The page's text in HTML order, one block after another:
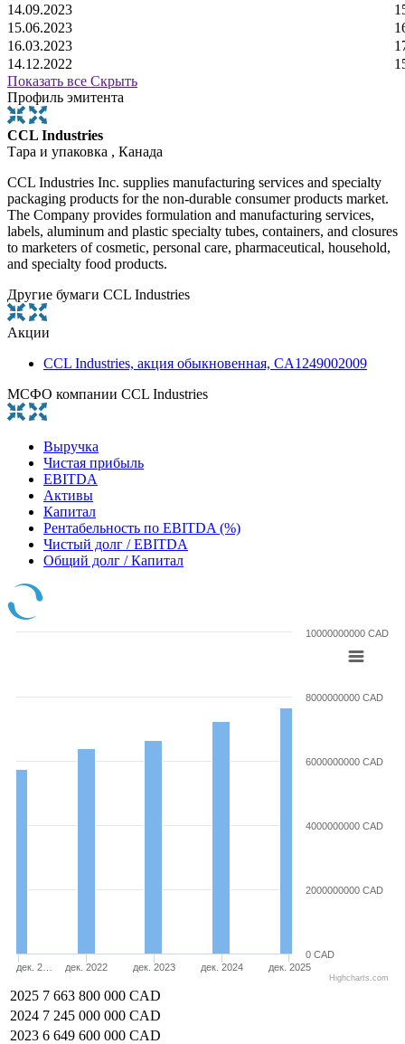
14.09.2023
15.06.2023
16.03.2023
14.12.2022
Показать все Скрыть
Профиль эмитента
CCL Industries
Тара и упаковка , Канада
CCL Industries Inc. supplies manufacturing services and specialty
packaging products for the non-durable consumer products market.
The Company provides formulation and manufacturing services,
labels, aluminum and plastic specialty tubes, containers, and closures
to marketers of cosmetic, personal care, pharmaceutical, household,
and specialty food products.
Другие бумаги CCL Industries
Акции
CCL Industries, акция обыкновенная, CA1249002009
МСФО компании CCL Industries
Выручка
Чистая прибыль
EBITDA
Активы
Капитал
Рентабельность по EBITDA (%)
Чистый долг / EBITDA
Общий долг / Капитал
дек. 2… дек. 2022 дек. 2023 дек. 2024 дек. 2025
0 CAD
2000000000 CAD
4000000000 CAD
6000000000 CAD
8000000000 CAD
10000000000 CAD
Highcharts.com
2025 7 663 800 000 CAD
2024 7 245 000 000 CAD
2023 6 649 600 000 CAD